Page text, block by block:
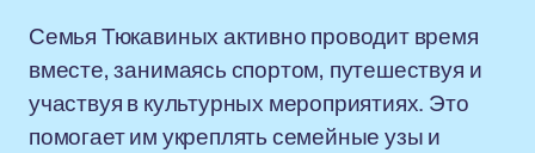
Семья Тюкавиных активно проводит время
вместе, занимаясь спортом, путешествуя и
участвуя в культурных мероприятиях. Это
помогает им укреплять семейные узы и